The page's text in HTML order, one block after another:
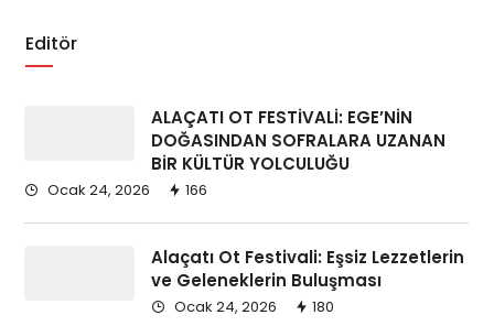
Editör
ALAÇATI OT FESTİVALİ: EGE’NİN
DOĞASINDAN SOFRALARA UZANAN
BİR KÜLTÜR YOLCULUĞU
Ocak 24, 2026 166
Alaçatı Ot Festivali: Eşsiz Lezzetlerin
ve Geleneklerin Buluşması
Ocak 24, 2026 180